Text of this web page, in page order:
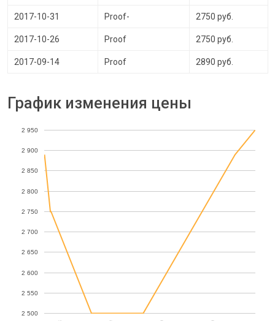
2017-10-31 Proof- 2750 руб.
2017-10-26 Proof 2750 руб.
2017-09-14 Proof 2890 руб.
График изменения цены
2 500
2 550
2 600
2 650
2 700
2 750
2 800
2 850
2 900
2 950